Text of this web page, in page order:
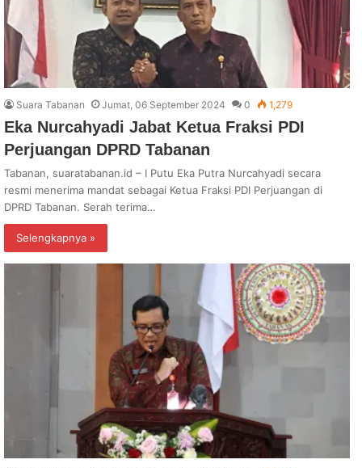
Suara Tabanan Jumat, 06 September 2024 0 1,279
Eka Nurcahyadi Jabat Ketua Fraksi PDI
Perjuangan DPRD Tabanan
Tabanan, suaratabanan.id – I Putu Eka Putra Nurcahyadi secara
resmi menerima mandat sebagai Ketua Fraksi PDI Perjuangan di
DPRD Tabanan. Serah terima…
Selengkapnya »